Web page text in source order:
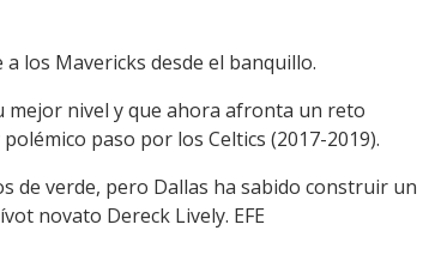
los Mavericks desde el banquillo.
mejor nivel y que ahora afronta un reto
paso por los Celtics (2017-2019).
de verde, pero Dallas ha sabido construir un
novato Dereck Lively. EFE